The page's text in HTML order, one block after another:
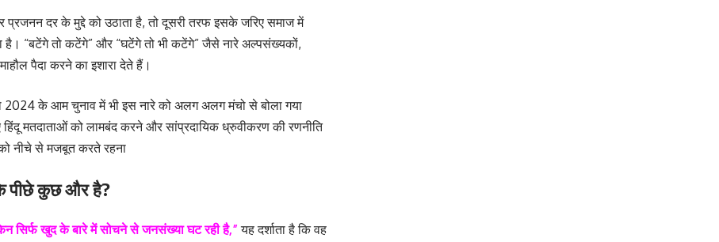
दर के मुद्दे को उठाता है, तो दूसरी तरफ इसके जरिए समाज में
है। “बटेंगे तो कटेंगे” और “घटेंगे तो भी कटेंगे” जैसे नारे अल्पसंख्यकों,
पैदा करने का इशारा देते हैं।
के आम चुनाव में भी इस नारे को अलग अलग मंचो से बोला गया
मतदाताओं को लामबंद करने और सांप्रदायिक ध्रुवीकरण की रणनीति
को नीचे से मजबूत करते रहना
पीछे कुछ और है?
सिर्फ खुद के बारे में सोचने से जनसंख्या घट रही है,” यह दर्शाता है कि वह